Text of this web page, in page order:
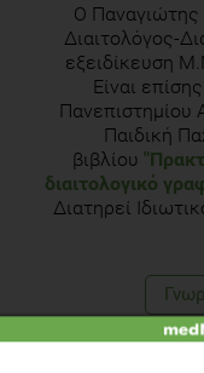
Ο Παναγιώτης
Διαιτολόγος-
εξειδίκευση
Είναι
Πανεπιστημίου
Παιδική
βιβλίου
διαιτολογικό
Διατηρεί